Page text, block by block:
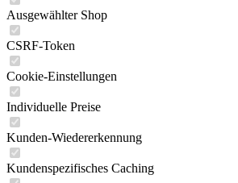
Ausgewählter Shop
CSRF-Token
Cookie-Einstellungen
Individuelle Preise
Kunden-Wiedererkennung
Kundenspezifisches Caching